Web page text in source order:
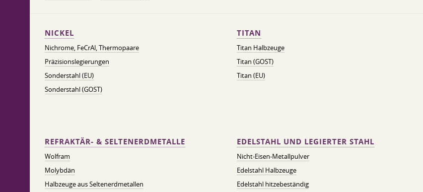
NICKEL
Nichrome, FeСrAl, ​​Thermopaare
Präzisionslegierungen
Sonderstahl (EU)
Sonderstahl (GOST)
TITAN
Titan Halbzeuge
Titan (GOST)
Titan (EU)
REFRAKTÄR- & SELTENERDMETALLE
Wolfram
Molybdän
Halbzeuge aus Seltenerdmetallen
EDELSTAHL UND LEGIERTER STAHL
Nicht-Eisen-Metallpulver
Edelstahl Halbzeuge
Edelstahl hitzebeständig